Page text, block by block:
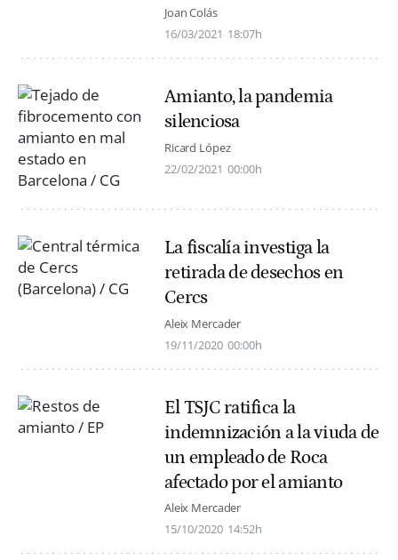
Joan Colás
16/03/2021 18:07h
Amianto, la pandemia
silenciosa
Ricard López
22/02/2021 00:00h
La fiscalía investiga la
retirada de desechos en
Cercs
Aleix Mercader
19/11/2020 00:00h
El TSJC ratifica la
indemnización a la viuda de
un empleado de Roca
afectado por el amianto
Aleix Mercader
15/10/2020 14:52h